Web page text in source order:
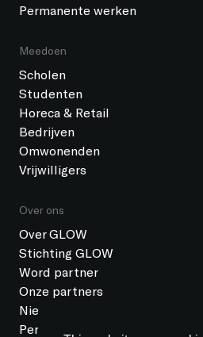
Permanente werken
Meedoen
Scholen
Studenten
Horeca & Retail
Bedrijven
Omwonenden
Vrijwilligers
Over ons
Over GLOW
Stichting GLOW
Word partner
Onze partners
Nieuws
Pers